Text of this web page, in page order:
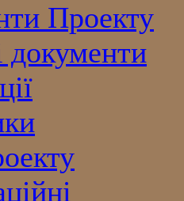
Проекту
документи